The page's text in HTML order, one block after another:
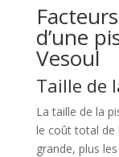
d’une
Vesoul
Taille de
La taille de la
le coût total de
grande, plus